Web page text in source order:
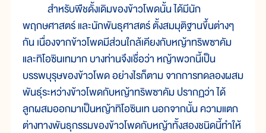
สำหรับพืชดั้งเดิมของข้าวโพดนั้น ได้มีนัก
พฤกษศาสตร์ และนักพันธุศาสตร์ ตั้งสมมุติฐานขึ้นต่างๆ
กัน เนื่องจากข้าวโพดมีส่วนใกล้เคียงกับหญ้าทริพซาคัม
และทิโอซินเทมาก บางท่านจึงเชื่อว่า หญ้าพวกนี้เป็น
บรรพบุรุษของข้าวโพด อย่างไรก็ตาม จากการทดลองผสม
พันธุ์ระหว่างข้าวโพดกับหญ้าทริพซาคัม ปรากฏว่า ได้
ลูกผสมออกมาเป็นหญ้าทิโอซินเท นอกจากนั้น ความแตก
ต่างทางพันธุกรรมของข้าวโพดกับหญ้าทั้งสองชนิดนี้ทำให้